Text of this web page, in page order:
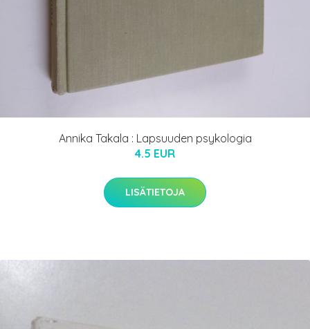
Annika Takala : Lapsuuden psykologia
4.5 EUR
LISÄTIETOJA